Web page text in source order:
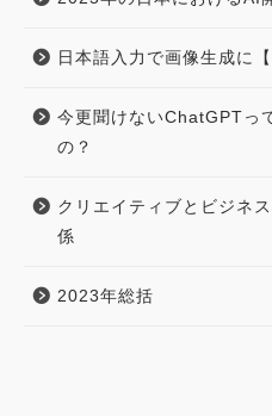
日本語入力で画像生成に
今更聞けないChatGPTっ
の？
クリエイティブとビジネ
係
2023年総括